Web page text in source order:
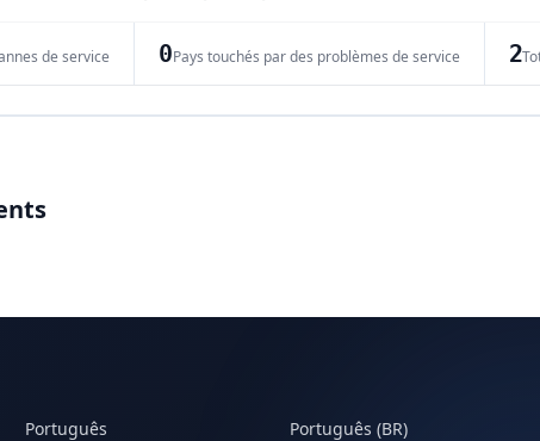
de service 0Pays touchés par des problèmes de service 2
Português Português (BR)